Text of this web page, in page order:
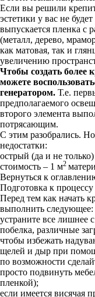
Если вы решили
эстетики у вас не
выпускается пленка с
(металл, дерево,
как матовая, так и
увеличению
Чтобы создать более
можете
генератором. Т.е.
предполагаемого
второго элемента
потрясающим.
С этим разобрались.
недостатки:
острый (да и не
стоимость – 1 м2
Вернуться к
Подготовка к
Перед тем как начать
выполнить следующее:
устраните все лишнее
побелка, различные
чтобы избежать
щелей и дыр при
по возможности
просто подвинуть
пленкой);
если имеется висячая